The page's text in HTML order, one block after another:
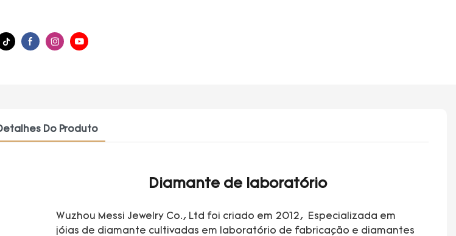
Do Produto
Diamante de laboratório
Wuzhou Messi Jewelry Co., Ltd foi criado em 2012, Especializada em
jóias de diamante cultivadas em laboratório de fabricação e diamantes